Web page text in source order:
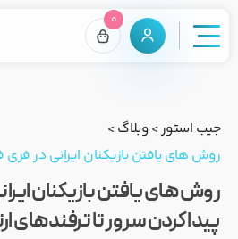
0
جیب استور>وبلاگ >
روش های یافتن بازیکنان ایرانی در فری
روش های یافتن بازیکنان
پیدا کردن سرور تا ترفندهای